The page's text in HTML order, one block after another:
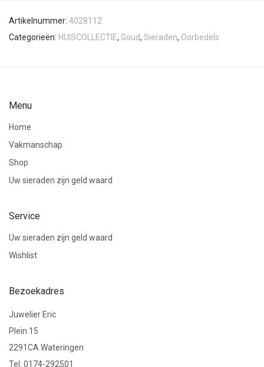
Artikelnummer: 4028112
Categorieën: HUISCOLLECTIE, Goud, Sieraden, Oorbedels
Menu
Home
Vakmanschap
Shop
Uw sieraden zijn geld waard
Service
Uw sieraden zijn geld waard
Wishlist
Bezoekadres
Juwelier Eric
Plein 15
2291CA Wateringen
Tel: 0174-292501